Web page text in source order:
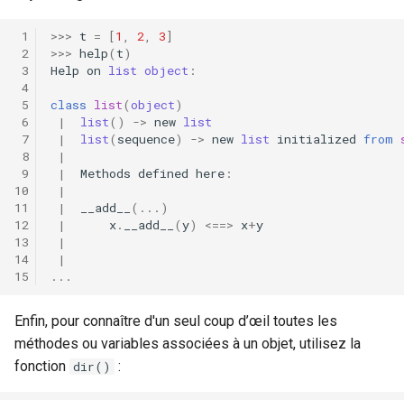
>>> t = [1 , 2, 3]
>>> help( t)
Help on list object :
class list(object)
|
list() -> new list
|
list( sequence) -> new list initialized from
|
|
Methods defined here :
|
|
__add__ ( ... )
|
x. __add__ (y) <==> x+y
|
|
...
Enfin, pour connaître d'un seul coup d’œil toutes les
méthodes ou variables associées à un objet, utilisez la
fonction dir() :